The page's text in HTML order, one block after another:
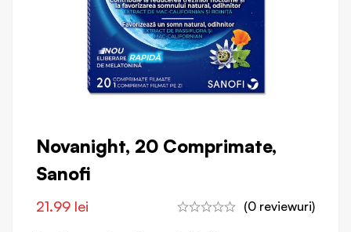
Novanight, 20 Comprimate,
Sanofi
21.99 lei (0 reviewuri)